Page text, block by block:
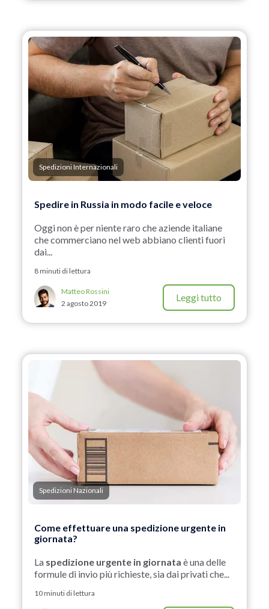
Spedizioni Internazionali
Spedire in Russia in modo facile e veloce
Oggi non è per niente raro che aziende italiane
che commerciano nel web abbiano clienti fuori
dai...
8 minuti di lettura
Matteo Rossini
2 agosto 2019
Leggi tutto
Spedizioni Nazionali
Come effettuare una spedizione urgente in
giornata?
La spedizione urgente in giornata è una delle
formule di invio più richieste, sia dai privati che...
10 minuti di lettura